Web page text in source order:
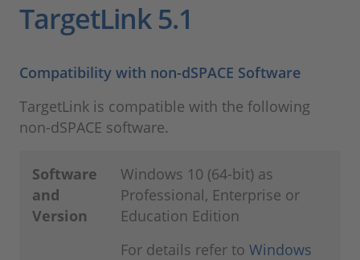
Unternehmen
Karriere
TargetLink 5.1
Compatibility with non-dSPACE Software
TargetLink is compatible with the following
non-dSPACE software.
Software
and
Version
Windows 10 (64-bit) as
Professional, Enterprise or
Education Edition
For details refer toWindows